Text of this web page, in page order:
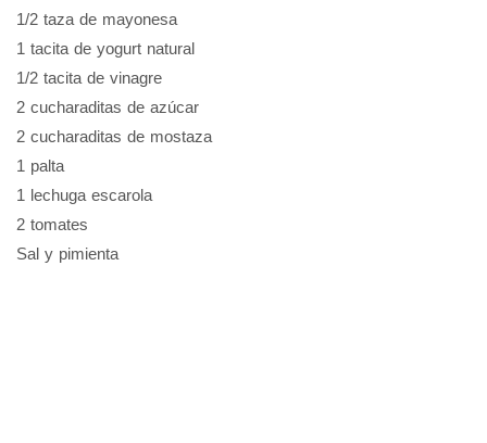
1/2 taza de mayonesa
1 tacita de yogurt natural
1/2 tacita de vinagre
2 cucharaditas de azúcar
2 cucharaditas de mostaza
1 palta
1 lechuga escarola
2 tomates
Sal y pimienta